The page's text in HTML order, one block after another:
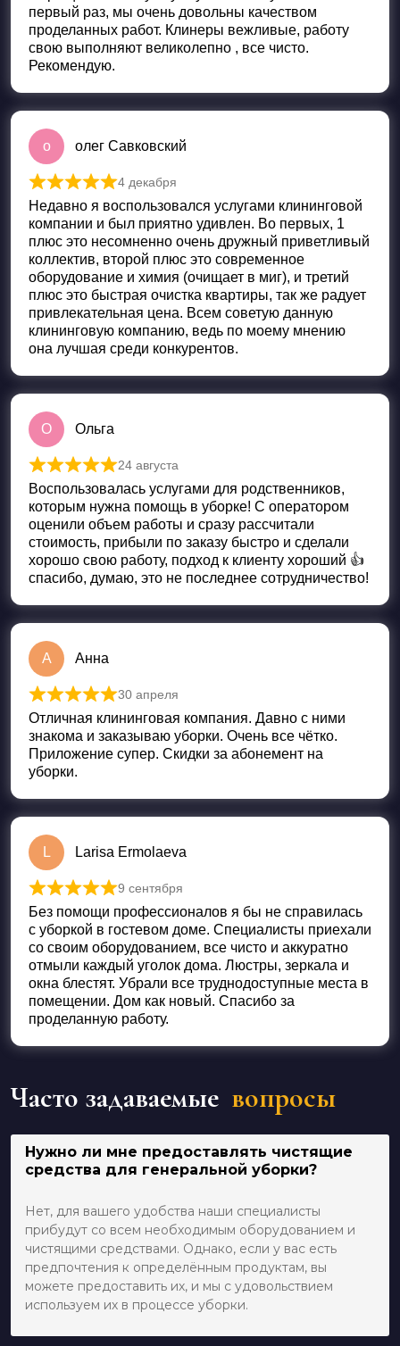
первый раз, мы очень довольны качеством
проделанных работ. Клинеры вежливые, работу
свою выполняют великолепно , все чисто.
Рекомендую.
о олег Савковский
Оценка 5 из 5
4 декабря
Недавно я воспользовался услугами клининговой
компании и был приятно удивлен. Во первых, 1
плюс это несомненно очень дружный приветливый
коллектив, второй плюс это современное
оборудование и химия (очищает в миг), и третий
плюс это быстрая очистка квартиры, так же радует
привлекательная цена. Всем советую данную
клининговую компанию, ведь по моему мнению
она лучшая среди конкурентов.
О Ольга
Оценка из 5
24 августа
Воспользовалась услугами для родственников,
которым нужна помощь в уборке! С оператором
оценили объем работы и сразу рассчитали
стоимость, прибыли по заказу быстро и сделали
хорошо свою работу, подход к клиенту хороший 👍
спасибо, думаю, это не последнее сотрудничество!
А Анна
Оценка из 5
30 апреля
Отличная клининговая компания. Давно с ними
знакома и заказываю уборки. Очень все чётко.
Приложение супер. Скидки за абонемент на
уборки.
L Larisa Ermolaeva
Оценка
9 сентября
Без помощи профессионалов я бы не справилась
с уборкой в гостевом доме. Специалисты приехали
со своим оборудованием, все чисто и аккуратно
отмыли каждый уголок дома. Люстры, зеркала и
окна блестят. Убрали все труднодоступные места в
помещении. Дом как новый. Спасибо за
проделанную работу.
Часто задаваемые вопросы
Нужно ли мне предоставлять чистящие
средства для генеральной уборки?
Нет, для вашего удобства наши специалисты
прибудут со всем необходимым оборудованием и
чистящими средствами. Однако, если у вас есть
предпочтения к определённым продуктам, вы
можете предоставить их, и мы с удовольствием
используем их в процессе уборки.